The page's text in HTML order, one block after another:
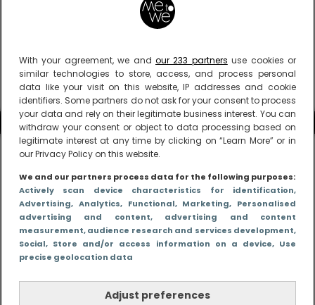
With your agreement, we and our 233 partners use cookies or
similar technologies to store, access, and process personal
data like your visit on this website, IP addresses and cookie
identifiers. Some partners do not ask for your consent to process
your data and rely on their legitimate business interest. You can
withdraw your consent or object to data processing based on
legitimate interest at any time by clicking on “Learn More” or in
our Privacy Policy on this website.
We and our partners process data for the following purposes:
Actively scan device characteristics for identification,
Advertising, Analytics, Functional, Marketing, Personalised
advertising and content, advertising and content
measurement, audience research and services development,
Social, Store and/or access information on a device, Use
precise geolocation data
Adjust preferences